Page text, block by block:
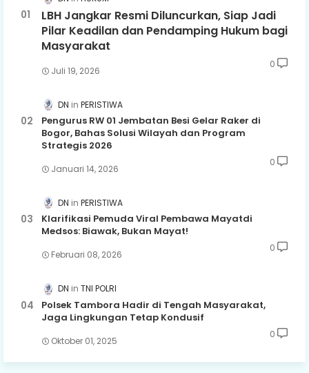
LBH Jangkar Resmi Diluncurkan, Siap Jadi
Pilar Keadilan dan Pendamping Hukum bagi
Masyarakat
Juli 19, 2026
0
DN PERISTIWA
Pengurus RW 01 Jembatan Besi Gelar Raker di
Bogor, Bahas Solusi Wilayah dan Program
Strategis 2026
Januari 14, 2026
0
DN PERISTIWA
Klarifikasi Pemuda Viral Pembawa Mayatdi
Medsos: Biawak, Bukan Mayat!
Februari 08, 2026
0
DN TNI POLRI
Polsek Tambora Hadir di Tengah Masyarakat,
Jaga Lingkungan Tetap Kondusif
Oktober 01, 2025
0